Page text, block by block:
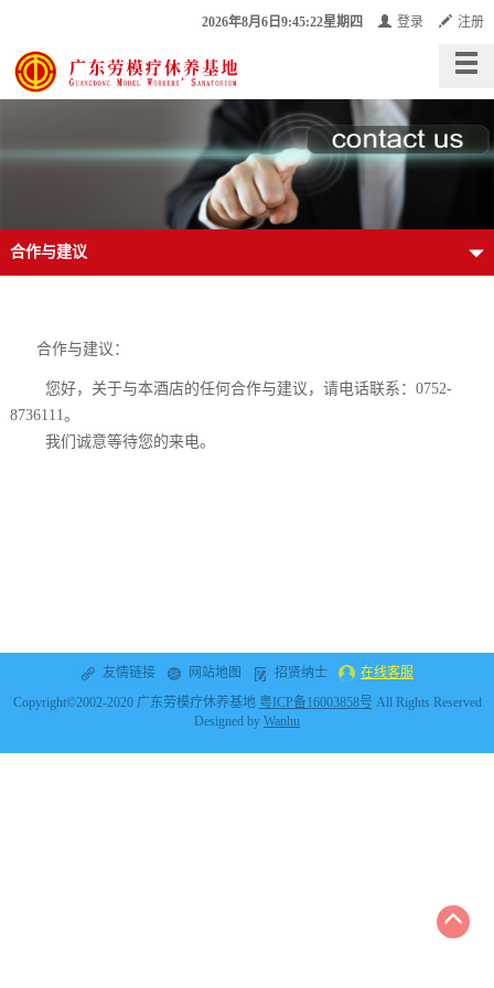
2026年8月6日9:45:23星期四 登录 注册
合作与建议
合作与建议：
您好，关于与本酒店的任何合作与建议，请电话联系： 0752-
8736111 。
我们诚意等待您的来电。
友情链接 网站地图 招贤纳士
在线客服
Copyright©2002-2020 广东劳模疗休养基地 粤ICP备16003858号 All Rights Reserved
Designed by Wanhu